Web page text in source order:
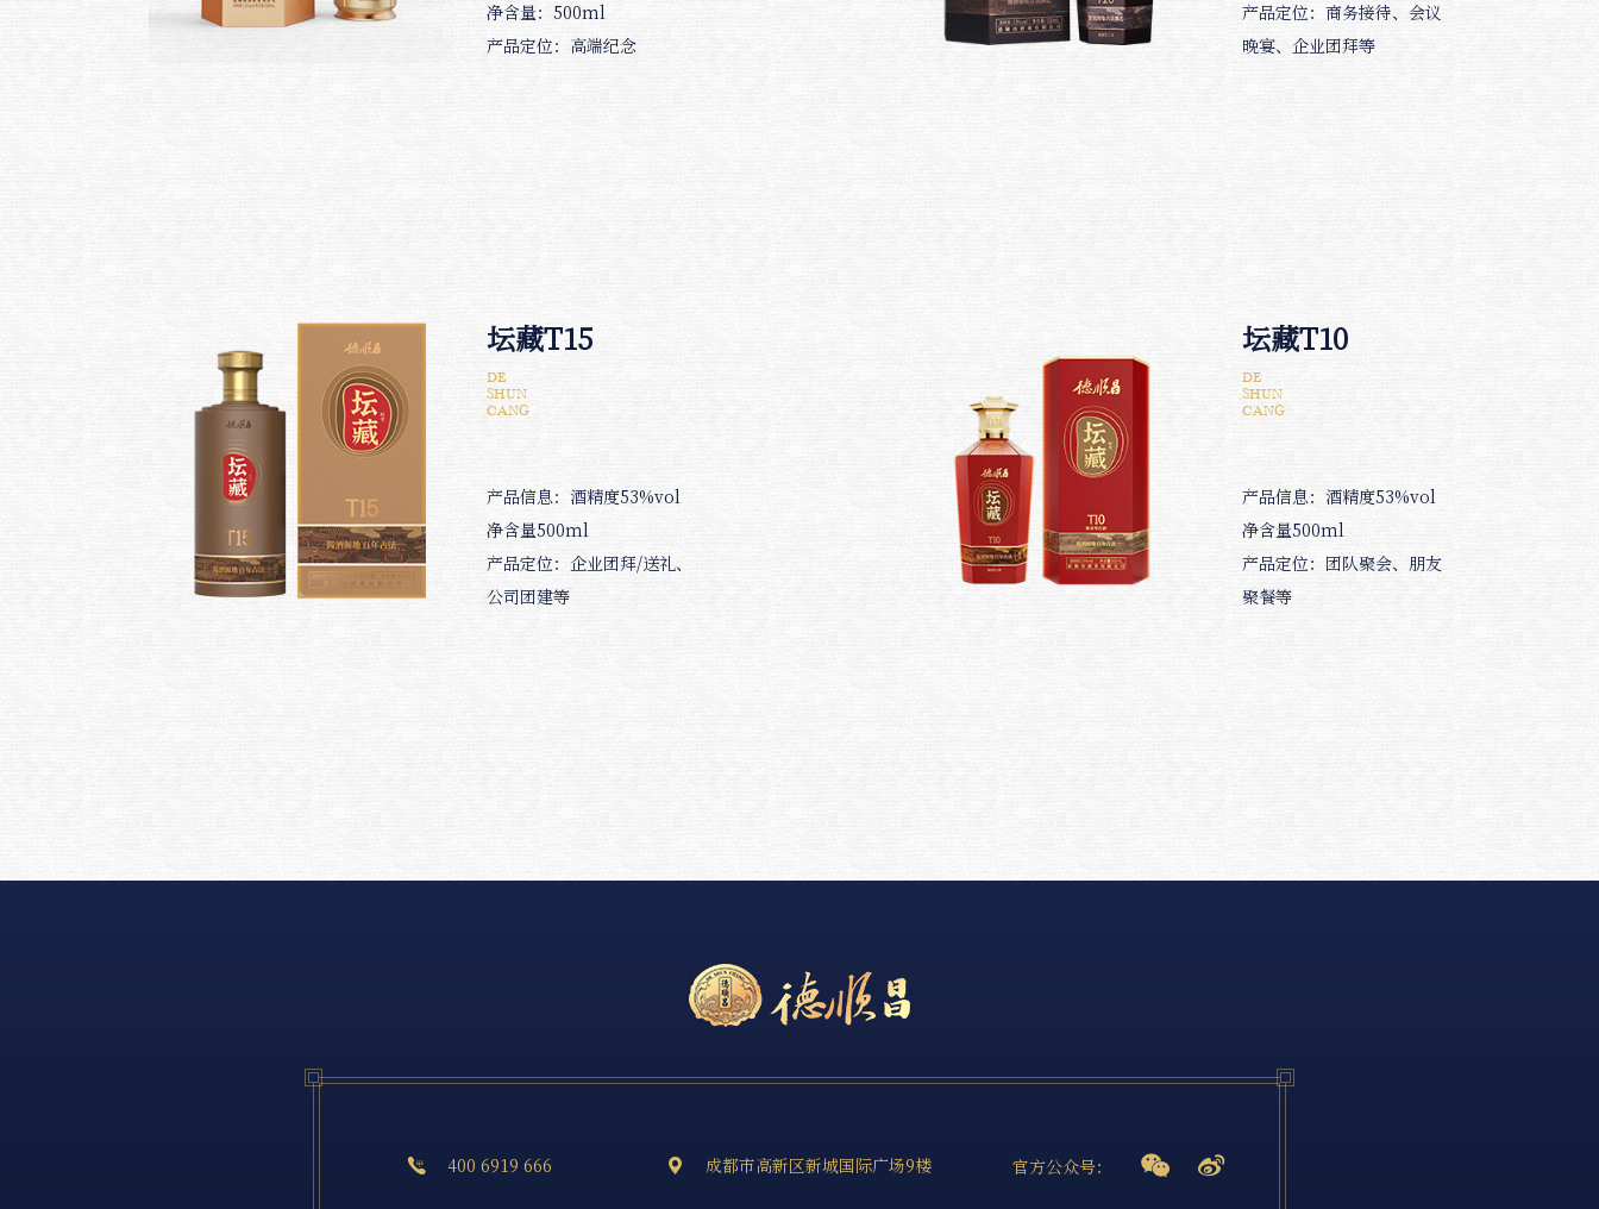
净含量：500ml
产品定位：高端纪念
产品定位：商务接待、会议
晚宴、企业团拜等
坛藏T15
DE
SHUN
CANG
产品信息：酒精度53%vol
净含量500ml
产品定位：企业团拜/送礼、
公司团建等
坛藏T10
DE
SHUN
CANG
产品信息：酒精度53%vol
净含量500ml
产品定位：团队聚会、朋友
聚餐等
 400 6919 666  成都市高新区新城国际广场9楼 官方公众号：  